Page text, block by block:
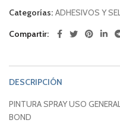
Categorías: ADHESIVOS Y
Compartir
DESCRIPCIÓN
PINTURA SPRAY USO
BOND